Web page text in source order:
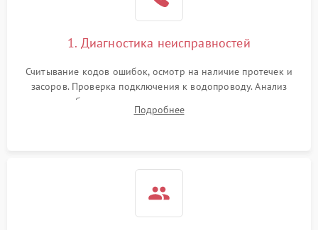
Проблемы с1. Диагностика неисправностей
Считывание кодов ошибок, осмотр на наличие протечек и
засоров. Проверка подключения к водопроводу. Анализ
жалоб на отсутствие слива, нагрева, вращения
разбрызгивателей или срабатывание системы защиты
Подробнее